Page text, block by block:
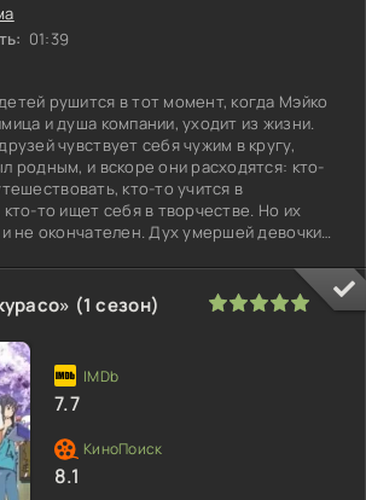
01:39
рушится в тот момент, когда Мэйко
и душа компании, уходит из жизни.
чувствует себя чужим в кругу,
родным, и вскоре они расходятся: кто-
кто-то учится в
то ищет себя в творчестве. Но их
не окончателен. Дух умершей девочки
(1 сезон)
7.7
8.1
1 2 3 4